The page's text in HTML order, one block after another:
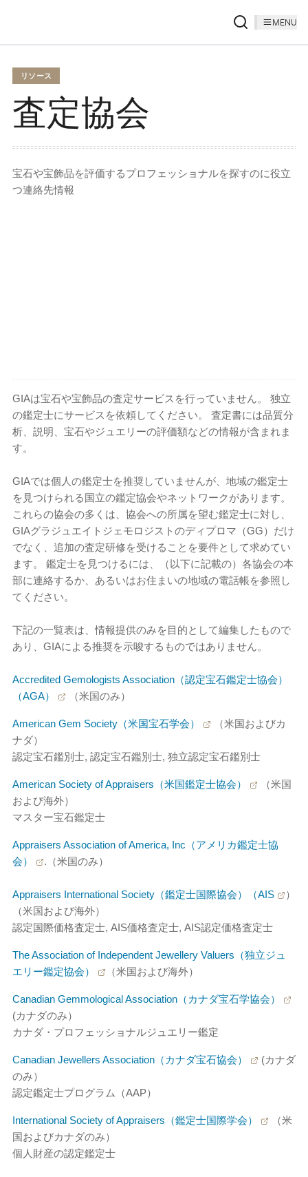
MENU
リソース
査定協会
宝石や宝飾品を評価するプロフェッショナルを探すのに役立
つ連絡先情報
GIAは宝石や宝飾品の査定サービスを行っていません。 独立
の鑑定士にサービスを依頼してください。 査定書には品質分
析、説明、宝石やジュエリーの評価額などの情報が含まれま
す。
GIAでは個人の鑑定士を推奨していませんが、地域の鑑定士
を見つけられる国立の鑑定協会やネットワークがあります。
これらの協会の多くは、協会への所属を望む鑑定士に対し、
GIAグラジュエイトジェモロジストのディプロマ（GG）だけ
でなく、追加の査定研修を受けることを要件として求めてい
ます。 鑑定士を見つけるには、（以下に記載の）各協会の本
部に連絡するか、あるいはお住まいの地域の電話帳を参照し
てください。
下記の一覧表は、情報提供のみを目的として編集したもので
あり、GIAによる推奨を示唆するものではありません。
Accredited Gemologists Association（認定宝石鑑定士協会）
（AGA）
（米国のみ）
American Gem Society（米国宝石学会）
（米国およびカ
ナダ）
認定宝石鑑別士, 認定宝石鑑別士, 独立認定宝石鑑別士
American Society of Appraisers（米国鑑定士協会）
（米国
および海外）
マスター宝石鑑定士
Appraisers Association of America, Inc（アメリカ鑑定士協
会）
.（米国のみ）
Appraisers International Society（鑑定士国際協会）（AIS
）
（米国および海外）
認定国際価格査定士, AIS価格査定士, AIS認定価格査定士
The Association of Independent Jewellery Valuers（独立ジュ
エリー鑑定協会）
（米国および海外）
Canadian Gemmological Association（カナダ宝石学協会）
(カナダのみ）
カナダ・プロフェッショナルジュエリー鑑定
Canadian Jewellers Association（カナダ宝石協会）
(カナダ
のみ）
認定鑑定士プログラム（AAP）
International Society of Appraisers（鑑定士国際学会）
（米
国およびカナダのみ）
個人財産の認定鑑定士